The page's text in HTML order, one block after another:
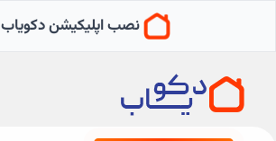
نصب اپلیکیشن دکویاب